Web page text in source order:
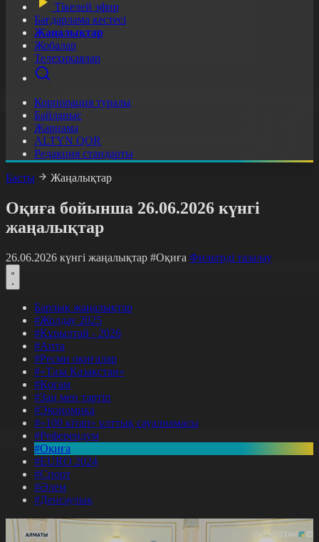
Тікелей эфир
Бағдарлама кестесі
Жаңалықтар
Жобалар
Телехикаялар
Корпорация туралы
Байланыс
Жарнама
ALTYN QOR
Редакция стандарты
Басты
Жаңалықтар
Оқиға бойынша 26.06.2026 күнгі
жаңалықтар
26.06.2026 күнгі жаңалықтар #Оқиға Фильтрді тазалау
Барлық жаңалықтар
#Жолдау 2025
#Құрылтай - 2026
#Апта
#Ресми оқиғалар
#«Таза Қазақстан»
#Қоғам
#Заң мен тәртіп
#Экономика
#«100 кітап» ұлттық сауалнамасы
#Референдум
#Оқиға
#EURO 2024
#Спорт
#Әлем
#Денсаулық